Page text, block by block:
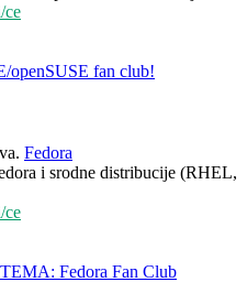
ce
openSUSE fan club!
Fedora
i srodne distribucije (RHEL,
ce
Fedora Fan Club